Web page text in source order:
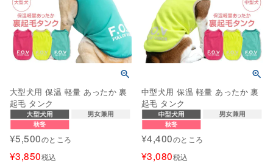
大型犬用 保温 軽量 あったか 裏
起毛 タンク
¥5,500のところ
¥3,850税込
中型犬用 保温 軽量 あったか 裏
起毛 タンク
¥4,400のところ
¥3,080税込